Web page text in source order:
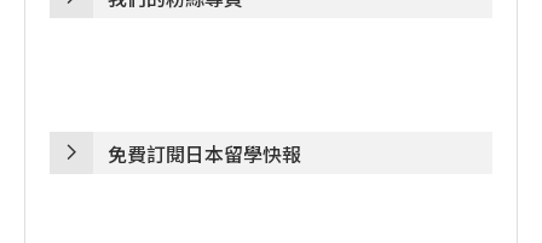
免費訂閱日本留學快報